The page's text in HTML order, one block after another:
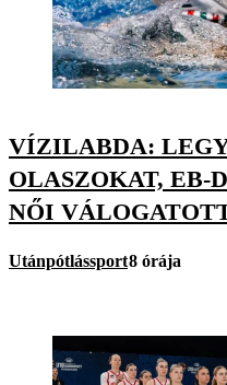
VÍZILABDA:
OLASZOKAT, EB-
NŐI
Utánpótlássport8 órája